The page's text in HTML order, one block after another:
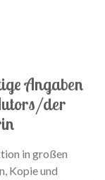
Angaben
der
in großen
Kopie und